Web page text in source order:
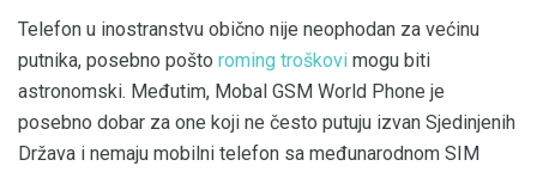
Telefon u inostranstvu obično nije neophodan za većinu
putnika, posebno pošto roming troškovi mogu biti
astronomski. Međutim, Mobal GSM World Phone je
posebno dobar za one koji ne često putuju izvan Sjedinjenih
Država i nemaju mobilni telefon sa međunarodnom SIM